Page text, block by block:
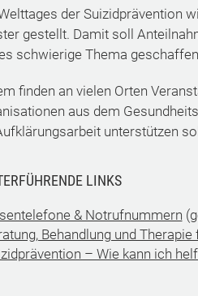
der Suizidprävention
gestellt. Damit soll
schwierige Thema
finden an vielen Orten
aus dem
unterstützen
LINKS
& Notrufnummern
Behandlung und
– Wie kann ich